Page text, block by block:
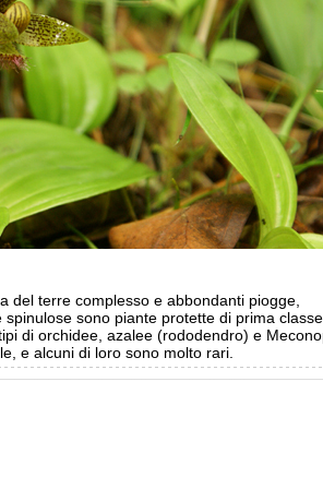
del terre complesso e abbondanti piogge,
sono piante protette di prima
di orchidee, azalee (rododendro) e
e alcuni di loro sono molto rari.